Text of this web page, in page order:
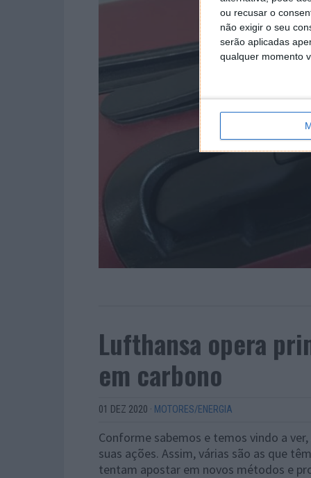
ou recusar o
não exigir o seu
serão aplicadas
qualquer momento
Lufthansa opera
em carbono
01 DEZ 2020 · MOTORES/ENERGIA
Conforme sabemos e temos vindo a
suas ações. Assim, várias são as que
tentam apostar em novos métodos e